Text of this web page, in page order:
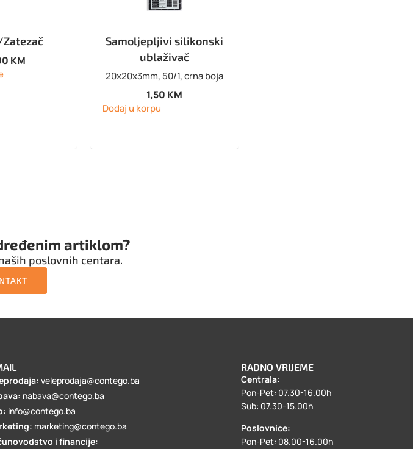
KM
Samoljepljivi silikonski
ublaživač
20x20x3mm, 50/1, crna boja
1,50 KM
Dodaj u korpu
artiklom?
poslovnih centara.
veleprodaja@contego.ba
nabava@contego.ba
info@contego.ba
marketing@contego.ba
i financije:
RADNO VRIJEME
Centrala:
Pon-Pet: 07.30-16.00h
Sub: 07.30-15.00h
Poslovnice:
Pon-Pet: 08.00-16.00h